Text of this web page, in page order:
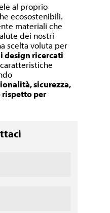
al proprio
ecosostenibili.
materiali che
dei nostri
scelta voluta per
design ricercati
sicurezza,
rispetto per